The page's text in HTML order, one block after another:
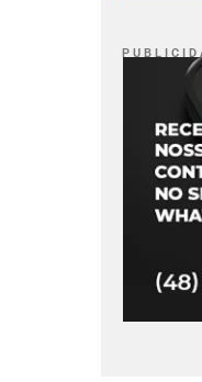
P U B L I C I D